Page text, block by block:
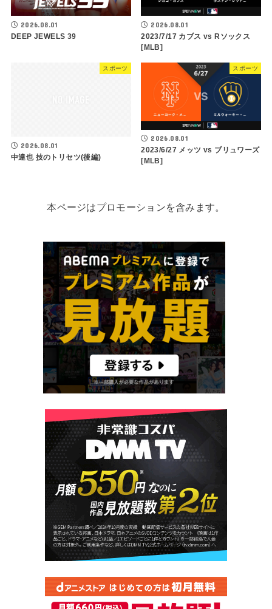
2026.08.01
DEEP JEWELS 39
2026.08.01
2023/7/17 カブス vs Rソックス
[MLB]
スポーツ
2026.08.01
中達也 技のトリセツ(後編)
スポーツ
2026.08.01
2023/6/27 メッツ vs ブリュワーズ
[MLB]
本ページはプロモーションを含みます。